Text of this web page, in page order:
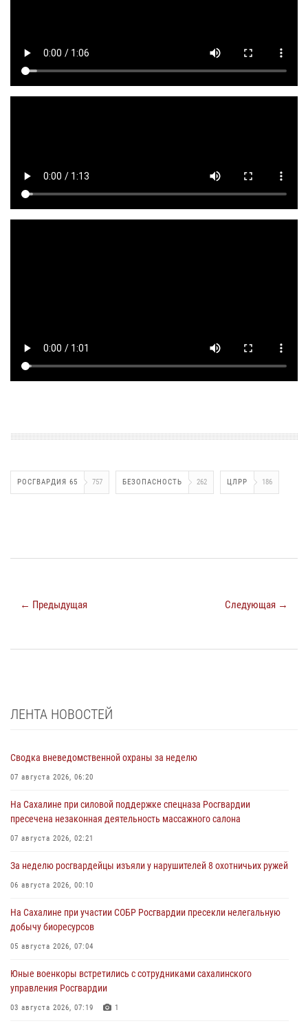
РОСГВАРДИЯ 65 757 БЕЗОПАСНОСТЬ 262 ЦЛРР 186
← Предыдущая Следующая →
ЛЕНТА НОВОСТЕЙ
Сводка вневедомственной охраны за неделю
07 августа 2026, 06:20
На Сахалине при силовой поддержке спецназа Росгвардии
пресечена незаконная деятельность массажного салона
07 августа 2026, 02:21
За неделю росгвардейцы изъяли у нарушителей 8 охотничьих ружей
06 августа 2026, 00:10
На Сахалине при участии СОБР Росгвардии пресекли нелегальную
добычу биоресурсов
05 августа 2026, 07:04
Юные военкоры встретились с сотрудниками сахалинского
управления Росгвардии
03 августа 2026, 07:19 1